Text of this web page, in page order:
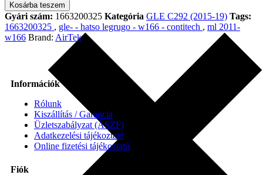
Kosárba teszem
Gyári szám: 1663200325 Kategória GLE C292 (2015-19) Tags:
1663200325 , gle- - hatso legrugo - w166 - contitech , ml 2011-
w166 Brand: AirTek
Információk
Rólunk
Kiszállítás / Garancia
Üzletszabályzat (ÁSZF)
Adatkezelési tájékoztató
Online fizetési tájékoztató
Fiók